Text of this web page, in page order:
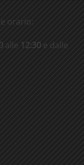
orario:
alle 12:30 e dalle